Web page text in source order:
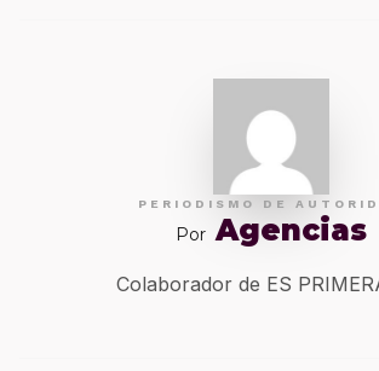
PERIODISMO DE
Por Agencias
Colaborador de ES